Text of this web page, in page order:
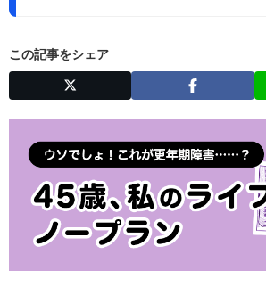
この記事をシェア